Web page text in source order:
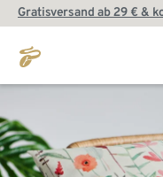
Gratisversand ab 29 € &